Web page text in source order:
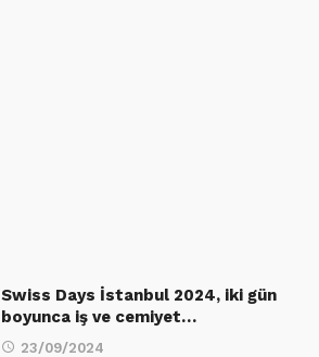
Swiss Days İstanbul 2024, iki gün
boyunca iş ve cemiyet…
23/09/2024